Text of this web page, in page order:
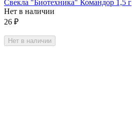
Свекла "Биотехника" Командор 1,5 г
Нет в наличии
26 ₽
Нет в наличии